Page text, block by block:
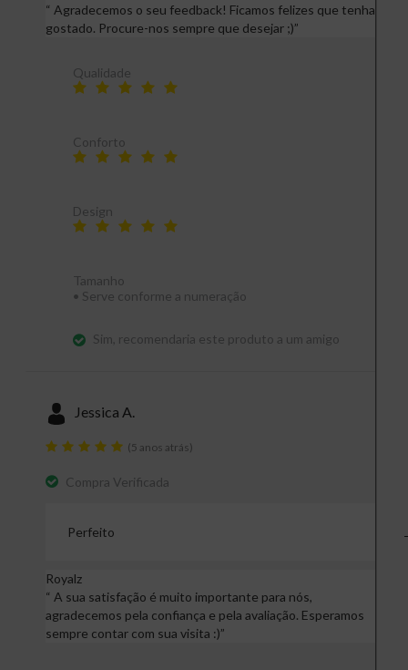
“ Agradecemos o seu feedback! Ficamos felizes que tenha
gostado. Procure-nos sempre que desejar ;)”
Qualidade
Conforto
Design
Tamanho
• Serve conforme a numeração
Sim, recomendaria este produto a um amigo
Jessica A.
(5 anos atrás)
Compra Verificada
Perfeito
Royalz
“ A sua satisfação é muito importante para nós,
agradecemos pela confiança e pela avaliação. Esperamos
sempre contar com sua visita :)”